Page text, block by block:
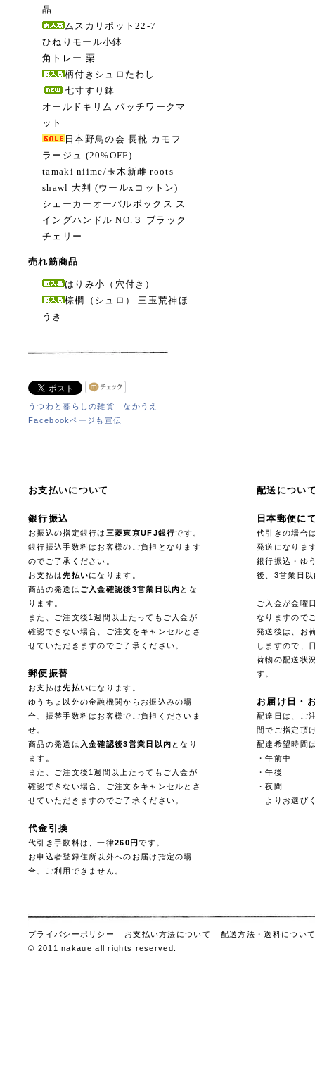
晶
ムスカリポット22-7
ひねりモール小鉢
角トレー 栗
柄付きシュロたわし
七寸すり鉢
オールドキリム パッチワークマ
ット
日本野鳥の会 長靴 カモフ
ラージュ (20%OFF)
tamaki niime/玉木新雌 roots
shawl 大判 (ウールxコットン)
シェーカーオーバルボックス ス
イングハンドル NO.３ ブラック
チェリー
売れ筋商品
はりみ小（穴付き）
棕櫚（シュロ） 三玉荒神ほ
うき
うつわと暮らしの雑貨 なかうえ
Facebookページも宣伝
お支払いについて
銀行振込
お振込の指定銀行は 三菱東京UFJ銀行です。
銀行振込手数料はお客様のご負担となります
のでご了承ください。
お支払は先払いになります。
商品の発送は ご入金確認後3営業日以内 とな
ります。
また、ご注文後1週間以上たってもご入金が
確認できない場合、ご注文をキャンセルとさ
せていただきますのでご了承ください。
郵便振替
お支払は先払いになります。
ゆうちょ以外の金融機関からお振込みの場
合、振替手数料はお客様でご負担くださいま
せ。
商品の発送は 入金確認後3営業日以内 となり
ます。
また、ご注文後1週間以上たってもご入金が
確認できない場合、ご注文をキャンセルとさ
せていただきますのでご了承ください。
代金引換
代引き手数料は、一律260円です。
お申込者登録住所以外へのお届け指定の場
合、ご利用できません。
配送につい
日本郵便に
代引きの場合
発送になりま
銀行振込・ゆ
後、3営業日
ご入金が金曜
なりますので
発送後は、お
しますので、
荷物の配送状
す。
お届け日・
配達日は、ご
間でご指定頂
配達希望時間
・午前中
・午後
・夜間
よりお選び
プライバシーポリシー - お支払い方法について - 配送方法・送料につい
© 2011 nakaue all rights reserved.